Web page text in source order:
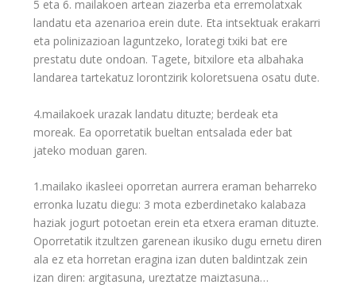
5 eta 6. mailakoen artean ziazerba eta erremolatxak
landatu eta azenarioa erein dute. Eta intsektuak erakarri
eta polinizazioan laguntzeko, lorategi txiki bat ere
prestatu dute ondoan. Tagete, bitxilore eta albahaka
landarea tartekatuz lorontzirik koloretsuena osatu dute.
4.mailakoek urazak landatu dituzte; berdeak eta
moreak. Ea oporretatik bueltan entsalada eder bat
jateko moduan garen.
1.mailako ikasleei oporretan aurrera eraman beharreko
erronka luzatu diegu: 3 mota ezberdinetako kalabaza
haziak jogurt potoetan erein eta etxera eraman dituzte.
Oporretatik itzultzen garenean ikusiko dugu ernetu diren
ala ez eta horretan eragina izan duten baldintzak zein
izan diren: argitasuna, ureztatze maiztasuna…